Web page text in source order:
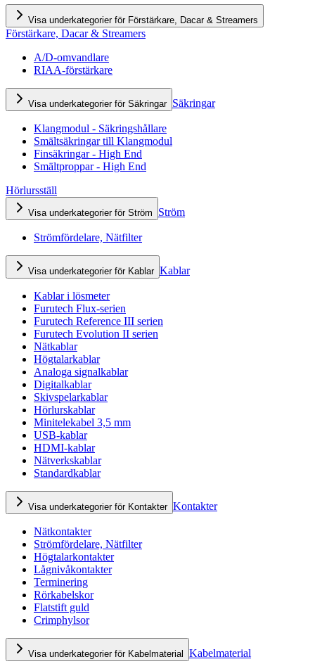
Visa underkategorier för Förstärkare, Dacar & Streamers
Förstärkare, Dacar & Streamers
A/D-omvandlare
RIAA-förstärkare
Visa underkategorier för Säkringar Säkringar
Klangmodul - Säkringshållare
Smältsäkringar till Klangmodul
Finsäkringar - High End
Smältproppar - High End
Hörlursställ
Visa underkategorier för Ström Ström
Strömfördelare, Nätfilter
Visa underkategorier för Kablar Kablar
Kablar i lösmeter
Furutech Flux-serien
Furutech Reference III serien
Furutech Evolution II serien
Nätkablar
Högtalarkablar
Analoga signalkablar
Digitalkablar
Skivspelarkablar
Hörlurskablar
Minitelekabel 3,5 mm
USB-kablar
HDMI-kablar
Nätverkskablar
Standardkablar
Visa underkategorier för Kontakter Kontakter
Nätkontakter
Strömfördelare, Nätfilter
Högtalarkontakter
Lågnivåkontakter
Terminering
Rörkabelskor
Flatstift guld
Crimphylsor
Visa underkategorier för Kabelmaterial Kabelmaterial